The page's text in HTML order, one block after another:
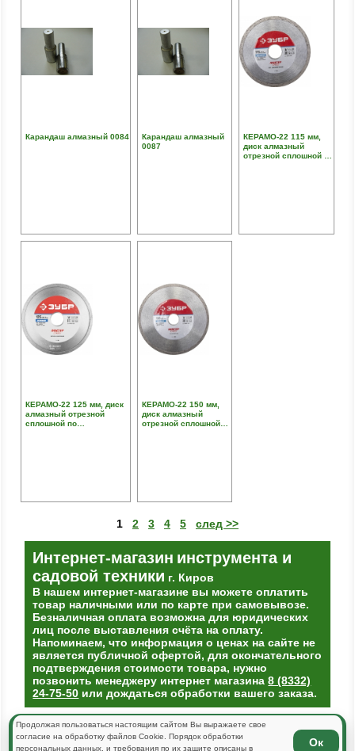
Карандаш алмазный 0084
Карандаш алмазный
0087
КЕРАМО-22 115 мм,
диск алмазный
отрезной сплошной по
КЕРАМО-22 125 мм, диск
алмазный отрезной
сплошной по
КЕРАМО-22 150 мм,
диск алмазный
отрезной сплошной
1 2 3 4 5 след >>
Интернет-магазин инструмента и
садовой техники г. Киров
В нашем интернет-магазине вы можете оплатить
товар наличными или по карте при самовывозе.
Безналичная оплата возможна для юридических
лиц после выставления счёта на оплату.
Напоминаем, что информация о ценах на сайте не
является публичной офертой, для окончательного
подтверждения стоимости товара, нужно
позвонить менеджеру интернет магазина8 (8332)
24-75-50 или дождаться обработки вашего заказа.
Тел(факс):8 (8332) 24-75-50
Продолжая пользоваться настоящим сайтом Вы выражаете свое
согласие на обработку файлов Cookie. Порядок обработки
персональных данных, и требования по их защите описаны в
Ок